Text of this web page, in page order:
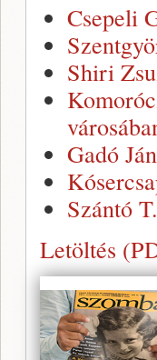
Csepeli
Shiri
Gadó
Szántó
Letöltés